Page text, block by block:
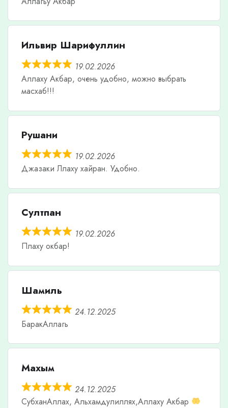
Ильвир Шарифуллин
19.02.2026
Аллаху Акбар, очень удобно, можно выбрать
масхаб!!!
Рушани
19.02.2026
Джазаки Ллаху хайран. Удобно.
Султпан
19.02.2026
Плаху окбар!
Шамиль
24.12.2025
БаракАллагь
Махым
24.12.2025
СубханАллах, Альхамдулиллях,Аллаху Акбар